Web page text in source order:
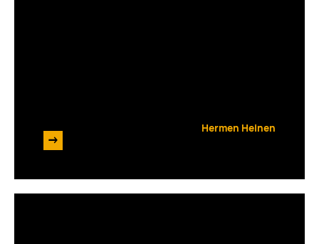
->
Hermen Heinen